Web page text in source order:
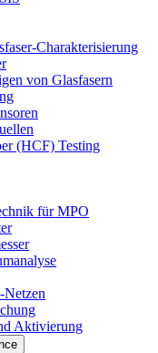
Charakterisierung
von Glasfasern
(HCF) Testing
für MPO
Netzen
Aktivierung